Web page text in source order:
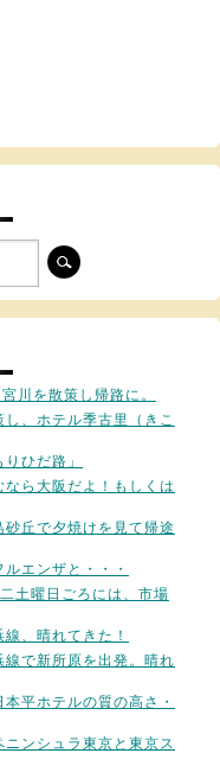
川を散策し帰路に。
、ホテル季古里（きこ
ひだ路」
ら大阪だよ！もしくは
丘で夕焼けを見て帰途
エンザと・・・
土曜日ごろには、市場
、晴れてきた！
で新所原を出発。晴れ
平ホテルの質の高さ・
ンシュラ東京と東京ス